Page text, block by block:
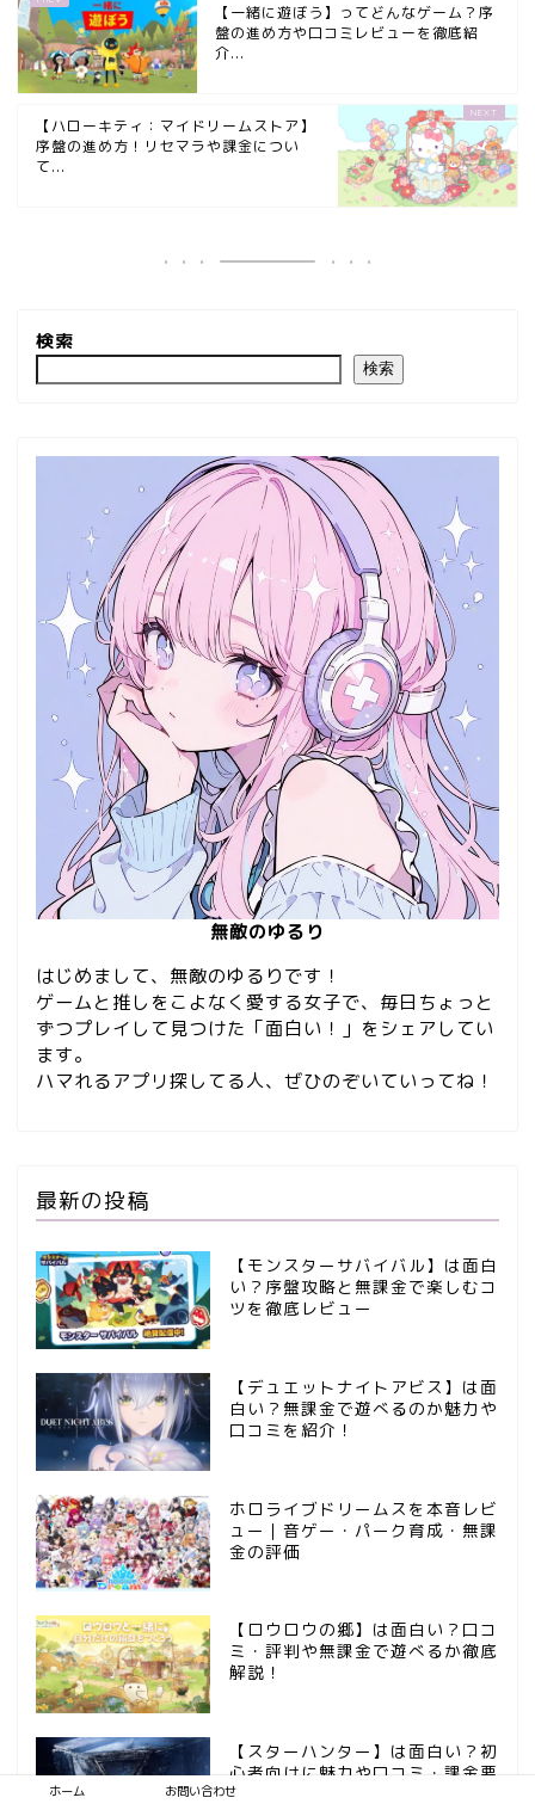
【一緒に遊ぼう】ってどんなゲーム？序
盤の進め方や口コミレビューを徹底紹
介...
【ハローキティ：マイドリームストア】
序盤の進め方！リセマラや課金につい
て...
検索
検索
無敵のゆるり
はじめまして、無敵のゆるりです！
ゲームと推しをこよなく愛する女子で、毎日ちょっと
ずつプレイして見つけた「面白い！」をシェアしてい
ます。
ハマれるアプリ探してる人、ぜひのぞいていってね！
最新の投稿
【モンスターサバイバル】は面白
い？序盤攻略と無課金で楽しむコ
ツを徹底レビュー
【デュエットナイトアビス】は面
白い？無課金で遊べるのか魅力や
口コミを紹介！
ホロライブドリームスを本音レビ
ュー｜音ゲー・パーク育成・無課
金の評価
【ロウロウの郷】は面白い？口コ
ミ・評判や無課金で遊べるか徹底
解説！
【スターハンター】は面白い？初
心者向けに魅力や口コミ・課金要
素を紹介
ホーム お問い合わせ